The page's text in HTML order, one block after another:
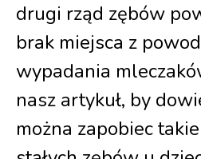
drugi rząd zębów
brak miejsca z
wypadania
nasz artykuł, by
można zapobiec